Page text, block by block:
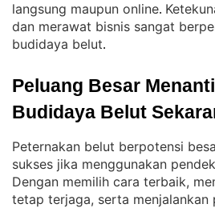
langsung maupun online.
dan merawat bisnis sangat
budidaya belut.
Peluang Besar
Budidaya Belut
Peternakan belut berpotensi
sukses jika menggunakan
Dengan memilih cara terbaik,
tetap terjaga, serta menjalankan